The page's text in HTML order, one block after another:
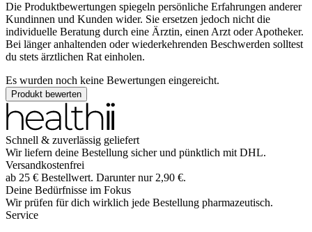
Die Produktbewertungen spiegeln persönliche Erfahrungen anderer
Kundinnen und Kunden wider. Sie ersetzen jedoch nicht die
individuelle Beratung durch eine Ärztin, einen Arzt oder Apotheker.
Bei länger anhaltenden oder wiederkehrenden Beschwerden solltest
du stets ärztlichen Rat einholen.
Es wurden noch keine Bewertungen eingereicht.
Produkt bewerten
Schnell & zuverlässig geliefert
Wir liefern deine Bestellung sicher und pünktlich mit DHL.
Versandkostenfrei
ab 25 € Bestellwert. Darunter nur 2,90 €.
Deine Bedürfnisse im Fokus
Wir prüfen für dich wirklich jede Bestellung pharmazeutisch.
Service